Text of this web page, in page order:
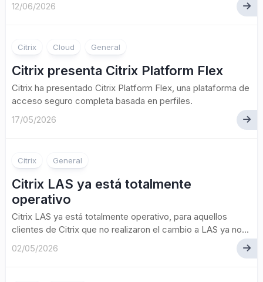
12/06/2026
Citrix Cloud General
Citrix presenta Citrix Platform Flex
Citrix ha presentado Citrix Platform Flex, una plataforma de
acceso seguro completa basada en perfiles.
17/05/2026
Citrix General
Citrix LAS ya está totalmente
operativo
Citrix LAS ya está totalmente operativo, para aquellos
clientes de Citrix que no realizaron el cambio a LAS ya no...
02/05/2026